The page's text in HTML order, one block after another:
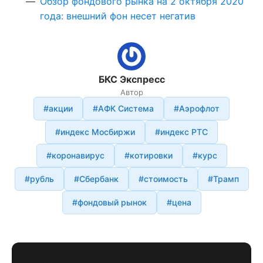
года: внешний фон несет негатив
БКС Экспресс
Автор
#акции #АФК Система #Аэрофлот
#индекс Мосбиржи #индекс РТС
#коронавирус #котировки #курс
#рубль #Сбербанк #стоимость #Трамп
#фондовый рынок #цена